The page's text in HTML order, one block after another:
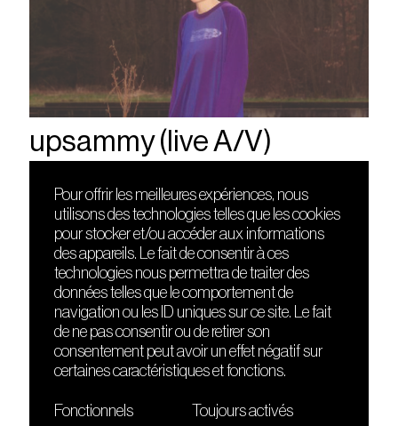
upsammy (live A/V)
DÉCOUVRIR
Le lieu
Contact
Presse
Cours de DJing
TMLAB
FRIENDS
Nuits sonores
HEAT
Hôtel71
La Gaîté Lyrique
Pour offrir les meilleures expériences, nous
utilisons des technologies telles que les cookies
pour stocker et/ou accéder aux informations
des appareils. Le fait de consentir à ces
technologies nous permettra de traiter des
données telles que le comportement de
navigation ou les ID uniques sur ce site. Le fait
de ne pas consentir ou de retirer son
consentement peut avoir un effet négatif sur
certaines caractéristiques et fonctions.
Fonctionnels Toujours activés